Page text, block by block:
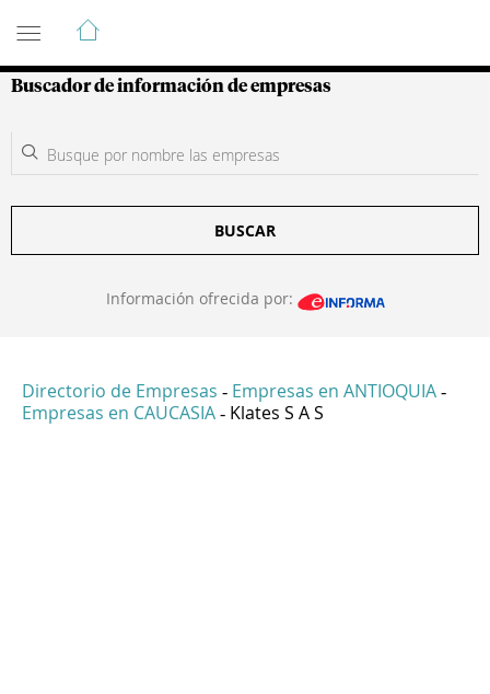
Guía de Empresas Colombianas
Buscador de información de empresas
BUSCAR
Información ofrecida por:
Directorio de Empresas - Empresas en ANTIOQUIA -
Empresas en CAUCASIA - Klates S A S